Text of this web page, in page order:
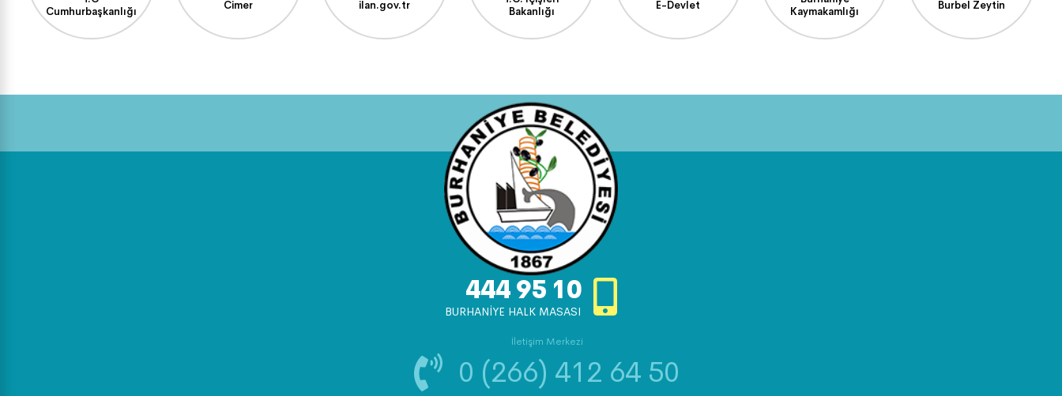
Cumhurbaşkanlığı
Cimer ilan.gov.tr
Bakanlığı
E-Devlet
Kaymakamlığı
Burbel Zeytin
444 95 10
BURHANİYE HALK MASASI
İletişim Merkezi
0 (266) 412 64 50